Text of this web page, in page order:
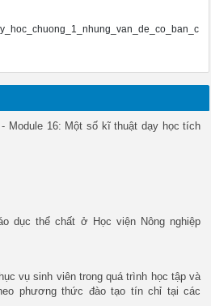
Module 16: Một số kĩ thuật dạy học tích
dục thể chất ở Học viện Nông nghiệp
vụ sinh viên trong quá trình học tập và
phương thức đào tạo tín chỉ tại các